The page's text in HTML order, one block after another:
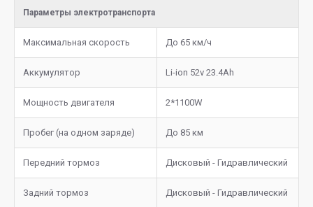
Параметры электротранспорта
Максимальная скорость До 65 км/ч
Аккумулятор Li-ion 52v 23.4Ah
Мощность двигателя 2*1100W
Пробег (на одном заряде) До 85 км
Передний тормоз Дисковый - Гидравлический
Задний тормоз Дисковый - Гидравлический